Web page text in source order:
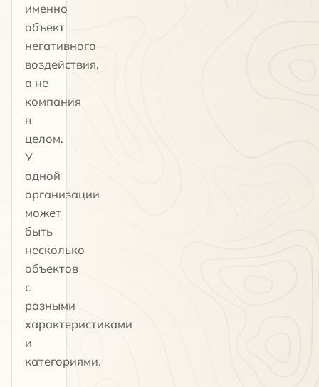
именно
объект
негативного
воздействия,
а не
компания
в
целом.
У
одной
организации
может
быть
несколько
объектов
с
разными
характеристиками
и
категориями.